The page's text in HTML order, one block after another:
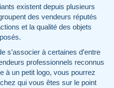
existent depuis plusieurs
des vendeurs réputés
et la qualité des objets
s’associer à certaines d’entre
professionnels reconnus
à un petit logo, vous pourrez
qui vous êtes sur le point